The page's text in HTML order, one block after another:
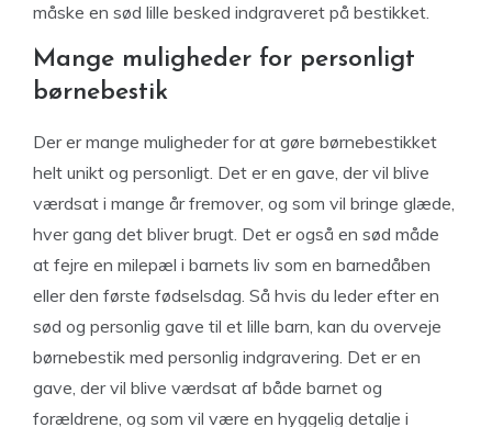
måske en sød lille besked indgraveret på bestikket.
Mange muligheder for personligt
børnebestik
Der er mange muligheder for at gøre børnebestikket
helt unikt og personligt. Det er en gave, der vil blive
værdsat i mange år fremover, og som vil bringe glæde,
hver gang det bliver brugt. Det er også en sød måde
at fejre en milepæl i barnets liv som en barnedåben
eller den første fødselsdag. Så hvis du leder efter en
sød og personlig gave til et lille barn, kan du overveje
børnebestik med personlig indgravering. Det er en
gave, der vil blive værdsat af både barnet og
forældrene, og som vil være en hyggelig detalje i